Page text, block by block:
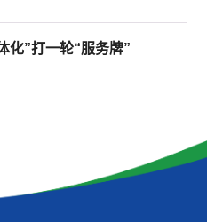
化”打一轮“服务牌”